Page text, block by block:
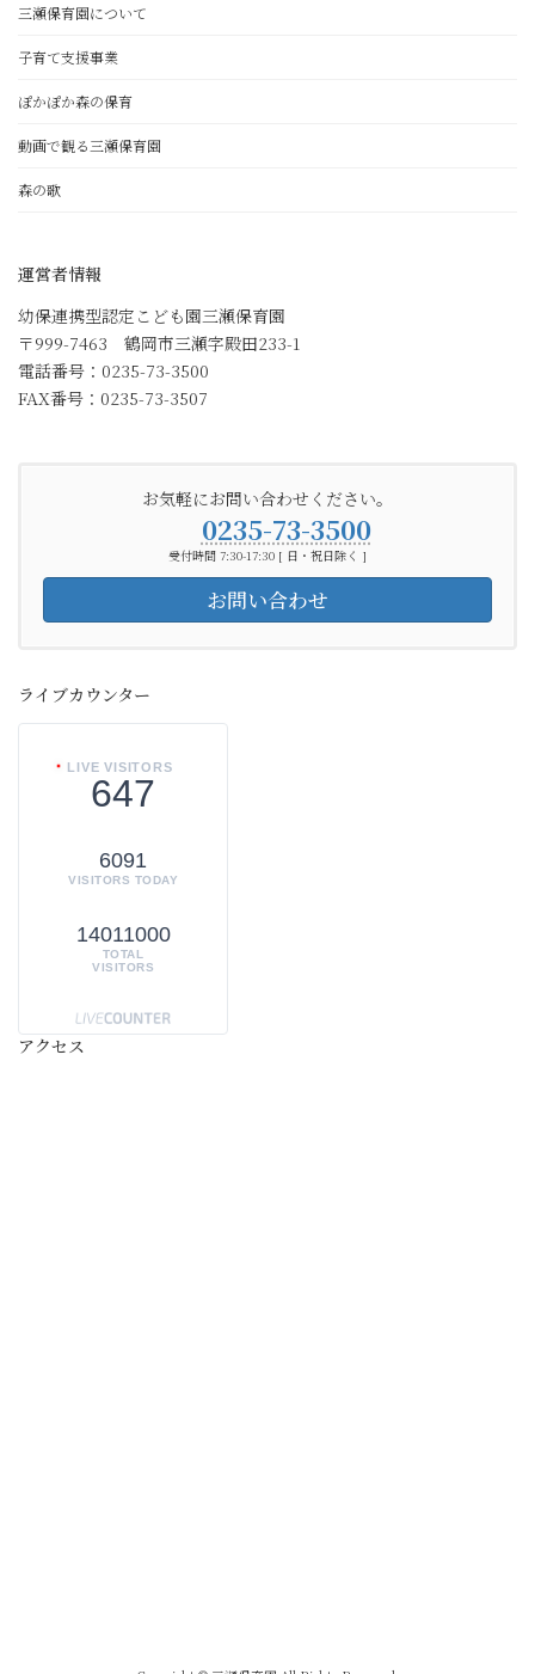
三瀬保育園について
子育て支援事業
ぽかぽか森の保育
動画で観る三瀬保育園
森の歌
運営者情報
幼保連携型認定こども園三瀬保育園
〒999-7463 鶴岡市三瀬字殿田233-1
電話番号：0235-73-3500
FAX番号：0235-73-3507
お気軽にお問い合わせください。
0235-73-3500
受付時間 7:30-17:30 [ 日・祝日除く ]
お問い合わせ
ライブカウンター
LIVE VISITORS
647
6091
VISITORS TODAY
14011000
TOTAL
VISITORS
アクセス